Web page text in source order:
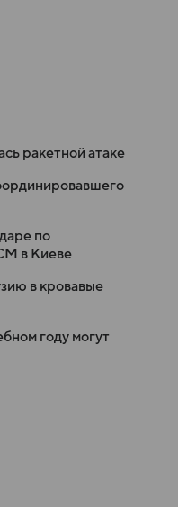
ракетной атаке
по
в Киеве
в кровавые
году могут